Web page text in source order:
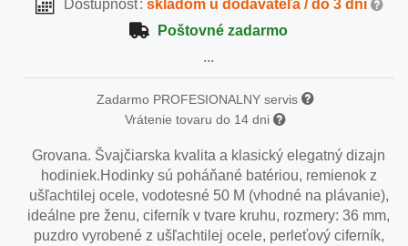
Dostupnosť: skladom u dodávateľa / do 3 dní
Poštovné zadarmo
...
Zadarmo PROFESIONALNY servis
Vrátenie tovaru do 14 dni
Grovana. Švajčiarska kvalita a klasický elegatný dizajn
hodiniek.Hodinky sú poháňané batériou, remienok z
ušľachtilej ocele, vodotesné 50 M (vhodné na plávanie),
ideálne pre ženu, ciferník v tvare kruhu, rozmery: 36 mm,
puzdro vyrobené z ušľachtilej ocele, perleťový ciferník,